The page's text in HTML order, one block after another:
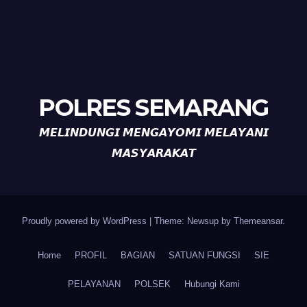
POLRES SEMARANG
𝙈𝙀𝙇𝙄𝙉𝘿𝙐𝙉𝙂𝙄 𝙈𝙀𝙉𝙂𝘼𝙔𝙊𝙈𝙄 𝙈𝙀𝙇𝘼𝙔𝘼𝙉𝙄
𝙈𝘼𝙎𝙔𝘼𝙍𝘼𝙆𝘼𝙏
Proudly powered by WordPress Theme: Newsup by Themeansar.
Home PROFIL BAGIAN SATUAN FUNGSI SIE
PELAYANAN POLSEK Hubungi Kami